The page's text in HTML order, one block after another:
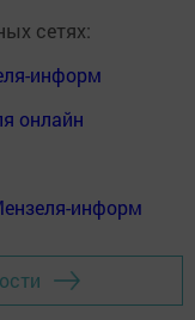
сетях:
информ
онлайн
информ